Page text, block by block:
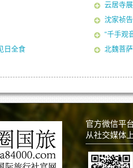
云居寺
沈家祯
“千手观
日全食
北魏菩
官方微信平
从社交媒体